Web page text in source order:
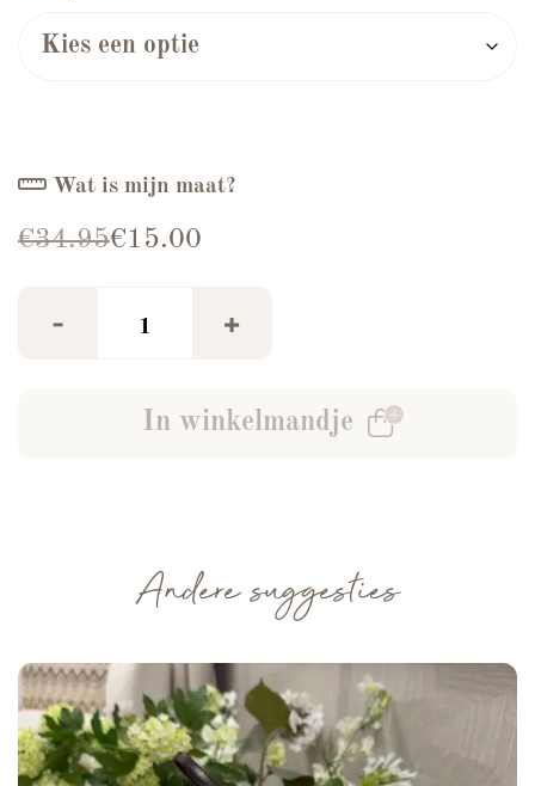
Wat is mijn maat?
€34.95
Oorspronkelijke prijs was: €34.95.
€15.00
Huidige prijs is: €15.00.
- +
In winkelmandje
Andere suggesties